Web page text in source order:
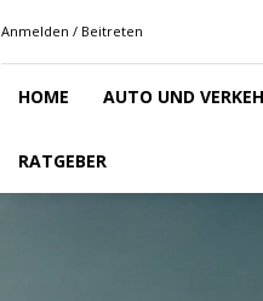
Anmelden / Beitreten
HOME AUTO UND
RATGEBER